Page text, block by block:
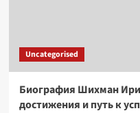
Uncategorised
Биография Шихман
достижения и путь к